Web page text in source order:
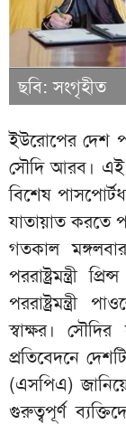
ছবি: সংগৃহীত
ইউরোপের দেশ
সৌদি আরব। এই
বিশেষ
যাতায়াত করতে
গতকাল
পররাষ্ট্রমন্ত্রী
পররাষ্ট্রমন্ত্রী
স্বাক্ষর।
প্রতিবেদনে
(এসপিএ)
গুরুত্বপূর্ণ